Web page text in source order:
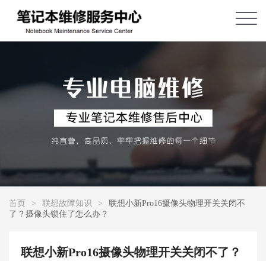
首页 > 联想故障知识 >
联想小新Pro16摄像头物理开关关闭不
了？摄像头锁住了怎么办？
联想小新Pro16摄像头物理开关关闭不了？